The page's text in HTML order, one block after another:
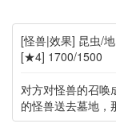
[怪兽|效果] 昆虫/地
[★4] 1700/1500
对方对怪兽的召唤
的怪兽送去墓地，